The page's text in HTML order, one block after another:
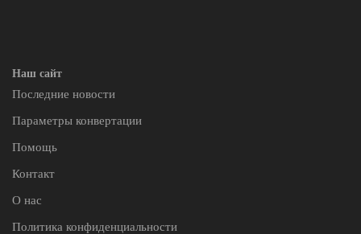
Наш сайт
Последние новости
Параметры конвертации
Помощь
Контакт
О нас
Политика конфиденциальности